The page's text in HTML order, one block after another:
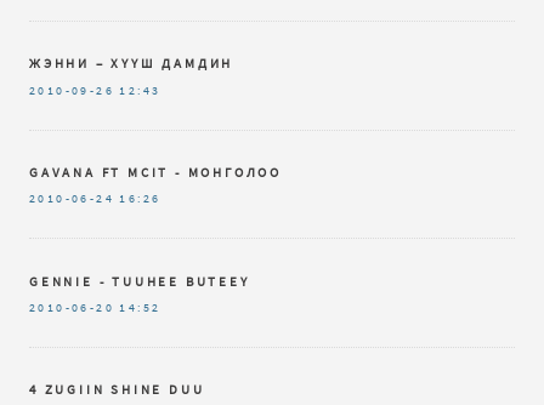
ЖЭННИ – ХҮҮШ ДАМДИН
2010-09-26 12:43
GAVANA FT MCIT - МОНГОЛОО
2010-06-24 16:26
GENNIE - TUUHEE BUTEEY
2010-06-20 14:52
4 ZUGIIN SHINE DUU